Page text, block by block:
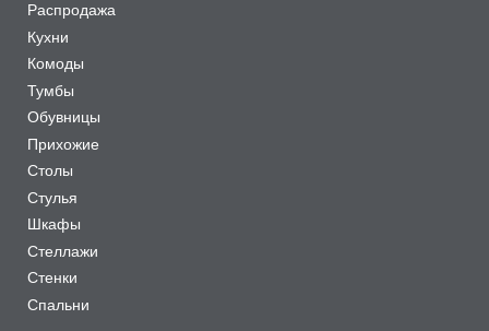
Распродажа
Кухни
Комоды
Тумбы
Обувницы
Прихожие
Столы
Стулья
Шкафы
Стеллажи
Стенки
Спальни